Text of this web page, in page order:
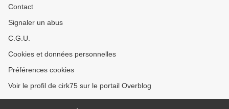
Contact
Signaler un abus
C.G.U.
Cookies et données personnelles
Préférences cookies
Voir le profil de cirk75 sur le portail Overblog